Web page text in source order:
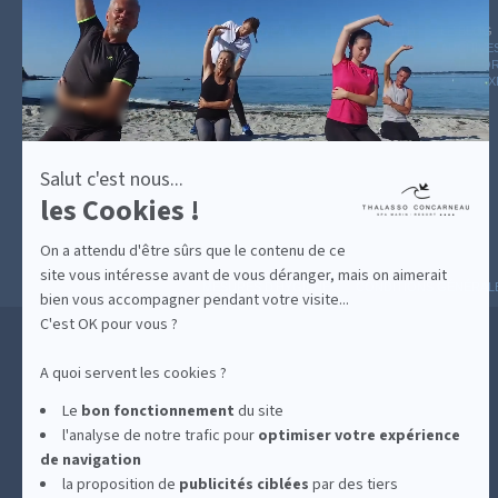
plus
sur
Axeptio
Salut c'est nous...
les Cookies !
On a attendu d'être sûrs que le contenu de ce
site vous intéresse avant de vous déranger, mais on aimerait
bien vous accompagner pendant votre visite...
C'est OK pour vous ?
A quoi servent les cookies ?
Le bon fonctionnement du site
l'analyse de notre trafic pour optimiservotre expérience
de navigation
la proposition de publicités ciblées par des tiers
GUIDE CADEAUX
HÉBERGEMENT
LE BLOG
AVIS
MESURES D'HYGIÈNE CONDITIONS